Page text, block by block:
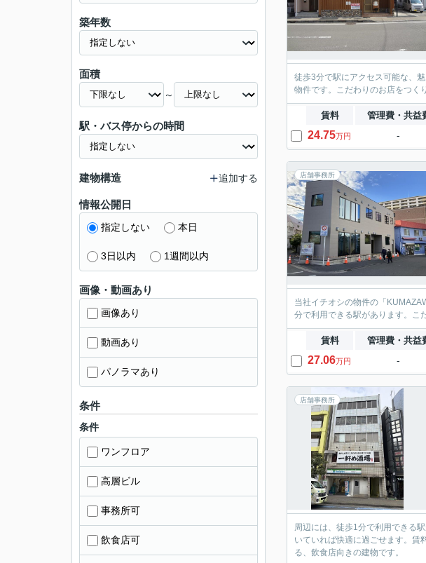
徒歩3分で駅にアクセス可能な、
物件です。こだわりのお店をつく
賃料 管理費・共益
24.75万円 -
店舗事務所
当社イチオシの物件の「
分で利用できる駅があります。こ
賃料 管理費・共益
27.06万円 -
店舗事務所
周辺には、徒歩1分で利用できる
いていれば快適に過ごせます。賃
る、飲食店向きの建物です。
築年数
面積
～
駅・バス停からの時間
建物構造 追加する
情報公開日
指定しない 本日
3日以内 1週間以内
画像・動画あり
画像あり
動画あり
パノラマあり
条件
条件
ワンフロア
高層ビル
事務所可
飲食店可